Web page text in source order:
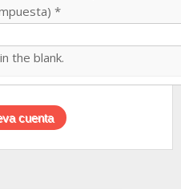
*
the blank.